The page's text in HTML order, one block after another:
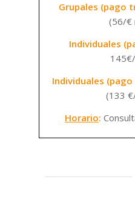
Grupales (pago
(56/€
Individuales
Individuales
(133
Horario: